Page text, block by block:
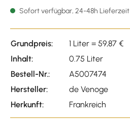
Sofort verfügbar, 24-48h Lieferzeit
Grundpreis:
1 Liter = 59,87 €
Inhalt:
0.75 Liter
Bestell-Nr.:
A5007474
Hersteller:
de Venoge
Herkunft:
Frankreich